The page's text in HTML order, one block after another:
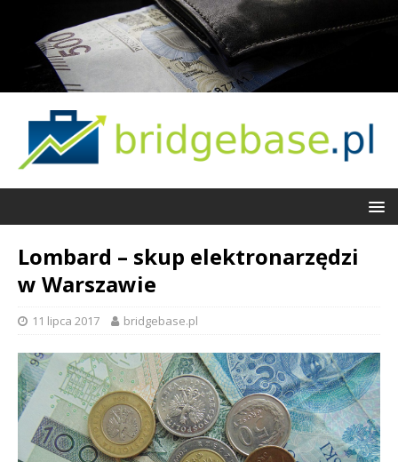
Lombard – skup elektronarzędzi
w Warszawie
11 lipca 2017 bridgebase.pl